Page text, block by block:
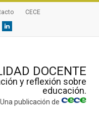
CECE
Linkedin
DOCENTE
y reflexión sobre
educación.
Una publicación de